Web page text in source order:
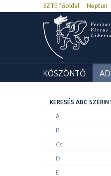
SZTE főoldal Neptun
KÖSZÖNTŐ
KERESÉS ABC
A
B
Cs
D
E